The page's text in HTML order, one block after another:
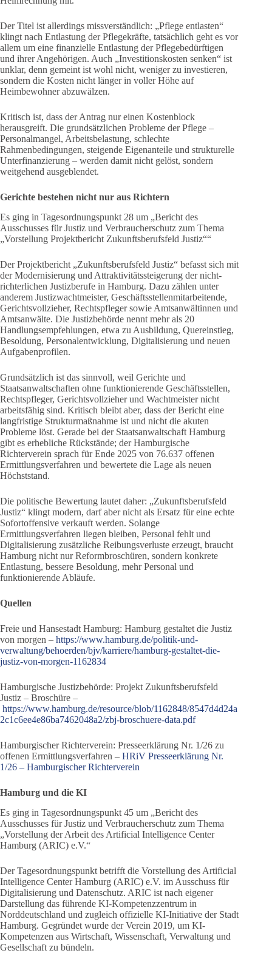
Der Titel ist allerdings missverständlich: „Pflege entlasten“
klingt nach Entlastung der Pflegekräfte, tatsächlich geht es vor
allem um eine finanzielle Entlastung der Pflegebedürftigen
und ihrer Angehörigen. Auch „Investitionskosten senken“ ist
unklar, denn gemeint ist wohl nicht, weniger zu investieren,
sondern die Kosten nicht länger in voller Höhe auf
Heimbewohner abzuwälzen.
Kritisch ist, dass der Antrag nur einen Kostenblock
herausgreift. Die grundsätzlichen Probleme der Pflege –
Personalmangel, Arbeitsbelastung, schlechte
Rahmenbedingungen, steigende Eigenanteile und strukturelle
Unterfinanzierung – werden damit nicht gelöst, sondern
weitgehend ausgeblendet.
Gerichte bestehen nicht nur aus Richtern
Es ging in Tagesordnungspunkt 28 um „Bericht des
Ausschusses für Justiz und Verbraucherschutz zum Thema
„Vorstellung Projektbericht Zukunftsberufsfeld Justiz““
Der Projektbericht „Zukunftsberufsfeld Justiz“ befasst sich mit
der Modernisierung und Attraktivitätssteigerung der nicht-
richterlichen Justizberufe in Hamburg. Dazu zählen unter
anderem Justizwachtmeister, Geschäftsstellenmitarbeitende,
Gerichtsvollzieher, Rechtspfleger sowie Amtsanwältinnen und
Amtsanwälte. Die Justizbehörde nennt mehr als 20
Handlungsempfehlungen, etwa zu Ausbildung, Quereinstieg,
Besoldung, Personalentwicklung, Digitalisierung und neuen
Aufgabenprofilen.
Grundsätzlich ist das sinnvoll, weil Gerichte und
Staatsanwaltschaften ohne funktionierende Geschäftsstellen,
Rechtspfleger, Gerichtsvollzieher und Wachtmeister nicht
arbeitsfähig sind. Kritisch bleibt aber, dass der Bericht eine
langfristige Strukturmaßnahme ist und nicht die akuten
Probleme löst. Gerade bei der Staatsanwaltschaft Hamburg
gibt es erhebliche Rückstände; der Hamburgische
Richterverein sprach für Ende 2025 von 76.637 offenen
Ermittlungsverfahren und bewertete die Lage als neuen
Höchststand.
Die politische Bewertung lautet daher: „Zukunftsberufsfeld
Justiz“ klingt modern, darf aber nicht als Ersatz für eine echte
Sofortoffensive verkauft werden. Solange
Ermittlungsverfahren liegen bleiben, Personal fehlt und
Digitalisierung zusätzliche Reibungsverluste erzeugt, braucht
Hamburg nicht nur Reformbroschüren, sondern konkrete
Entlastung, bessere Besoldung, mehr Personal und
funktionierende Abläufe.
Quellen
Freie und Hansestadt Hamburg: Hamburg gestaltet die Justiz
von morgen – https://www.hamburg.de/politik-und-
verwaltung/behoerden/bjv/karriere/hamburg-gestaltet-die-
justiz-von-morgen-1162834
Hamburgische Justizbehörde: Projekt Zukunftsberufsfeld
Justiz – Broschüre –
https://www.hamburg.de/resource/blob/1162848/8547d4d24a
2c1c6ee4e86ba7462048a2/zbj-broschuere-data.pdf
Hamburgischer Richterverein: Presseerklärung Nr. 1/26 zu
offenen Ermittlungsverfahren – HRiV Presseerklärung Nr.
1/26 – Hamburgischer Richterverein
Hamburg und die KI
Es ging in Tagesordnungspunkt 45 um „Bericht des
Ausschusses für Justiz und Verbraucherschutz zum Thema
„Vorstellung der Arbeit des Artificial Intelligence Center
Hamburg (ARIC) e.V.“
Der Tagesordnungspunkt betrifft die Vorstellung des Artificial
Intelligence Center Hamburg (ARIC) e.V. im Ausschuss für
Digitalisierung und Datenschutz. ARIC ist nach eigener
Darstellung das führende KI-Kompetenzzentrum in
Norddeutschland und zugleich offizielle KI-Initiative der Stadt
Hamburg. Gegründet wurde der Verein 2019, um KI-
Kompetenzen aus Wirtschaft, Wissenschaft, Verwaltung und
Gesellschaft zu bündeln.